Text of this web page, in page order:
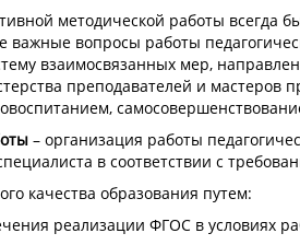
методической работы всегда
важные вопросы работы
взаимосвязанных мер,
преподавателей и мастеров
– организация работы
в соответствии с
качества образования путем:
реализации ФГОС в условиях